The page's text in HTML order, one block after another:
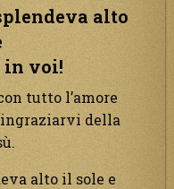
alto
in voi!
tutto l’amore
della
alto il sole e